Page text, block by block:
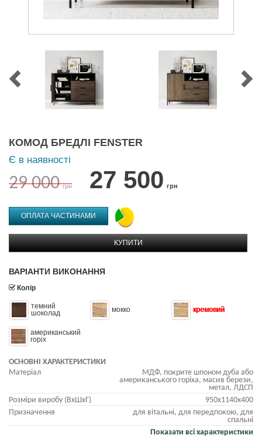
КОМОД БРЕДЛІ FENSTER
Є в наявності
29 000 грн 27 500 грн
ОПЛАТА ЧАСТИНАМИ
КУПИТИ
ВАРІАНТИ ВИКОНАННЯ
Колір
темний
шоколад
мокко кремовий
американський
горіх
ОСНОВНІ ХАРАКТЕРИСТИКИ
Матеріал
МДФ, покрите шпоном дуба або
американського горіха, масив берези,
метал, ЛДСП
Розміри виробу (ВхШхГ)
950х1140х400
Призначення
для вітальні, для передпокою, для
спальні
Показати всі характеристики